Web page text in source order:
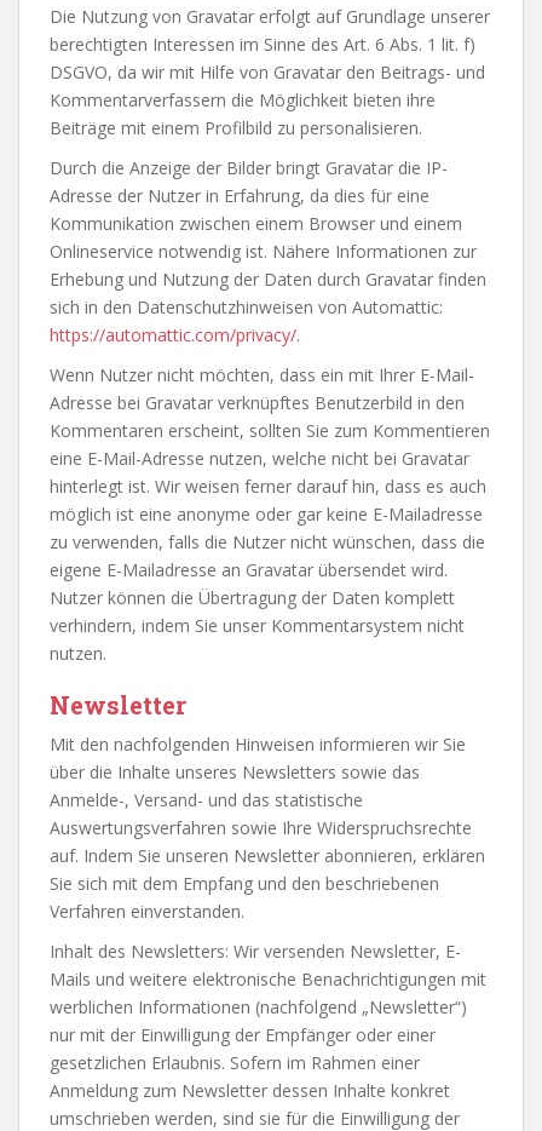
Die Nutzung von Gravatar erfolgt auf Grundlage unserer
berechtigten Interessen im Sinne des Art. 6 Abs. 1 lit. f)
DSGVO, da wir mit Hilfe von Gravatar den Beitrags- und
Kommentarverfassern die Möglichkeit bieten ihre
Beiträge mit einem Profilbild zu personalisieren.
Durch die Anzeige der Bilder bringt Gravatar die IP-
Adresse der Nutzer in Erfahrung, da dies für eine
Kommunikation zwischen einem Browser und einem
Onlineservice notwendig ist. Nähere Informationen zur
Erhebung und Nutzung der Daten durch Gravatar finden
sich in den Datenschutzhinweisen von Automattic:
https://automattic.com/privacy/.
Wenn Nutzer nicht möchten, dass ein mit Ihrer E-Mail-
Adresse bei Gravatar verknüpftes Benutzerbild in den
Kommentaren erscheint, sollten Sie zum Kommentieren
eine E-Mail-Adresse nutzen, welche nicht bei Gravatar
hinterlegt ist. Wir weisen ferner darauf hin, dass es auch
möglich ist eine anonyme oder gar keine E-Mailadresse
zu verwenden, falls die Nutzer nicht wünschen, dass die
eigene E-Mailadresse an Gravatar übersendet wird.
Nutzer können die Übertragung der Daten komplett
verhindern, indem Sie unser Kommentarsystem nicht
nutzen.
Newsletter
Mit den nachfolgenden Hinweisen informieren wir Sie
über die Inhalte unseres Newsletters sowie das
Anmelde-, Versand- und das statistische
Auswertungsverfahren sowie Ihre Widerspruchsrechte
auf. Indem Sie unseren Newsletter abonnieren, erklären
Sie sich mit dem Empfang und den beschriebenen
Verfahren einverstanden.
Inhalt des Newsletters: Wir versenden Newsletter, E-
Mails und weitere elektronische Benachrichtigungen mit
werblichen Informationen (nachfolgend „Newsletter“)
nur mit der Einwilligung der Empfänger oder einer
gesetzlichen Erlaubnis. Sofern im Rahmen einer
Anmeldung zum Newsletter dessen Inhalte konkret
umschrieben werden, sind sie für die Einwilligung der